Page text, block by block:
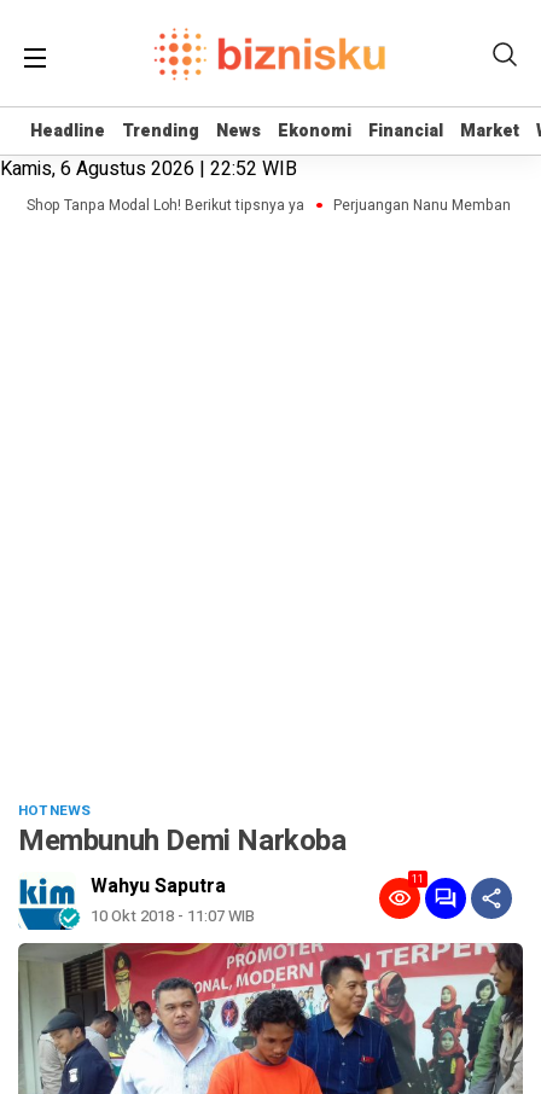
Headline Trending News Ekonomi Financial Market
Headline Trending News Ekonomi Financial Market
Kamis, 6 Agustus 2026 | 22:52 WIB
Shop Tanpa Modal Loh! Berikut tipsnya ya Perjuangan Nanu Membangun
HOT NEWS
Membunuh Demi Narkoba
Wahyu Saputra
10 Okt 2018 - 11:07 WIB
11